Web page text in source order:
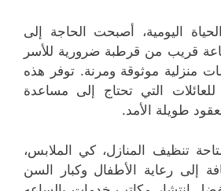
اليومية، أصبحت الحاجة إلى
قريب من قرطبة ضرورية للأسر
منزلية موثوقة ومرنة. توفر هذه
للعائلات التي تحتاج إلى مساعدة
طويلة الأمد.
تنظيف المنازل، كي الملابس،
إلى رعاية الأطفال وكبار السن